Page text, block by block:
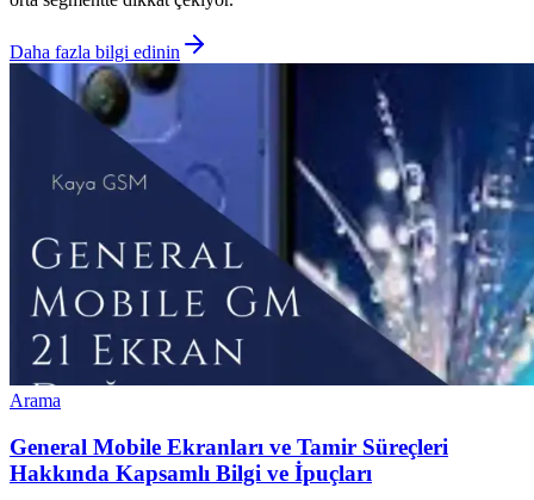
Daha fazla bilgi edinin
Arama
General Mobile Ekranları ve Tamir Süreçleri
Hakkında Kapsamlı Bilgi ve İpuçları